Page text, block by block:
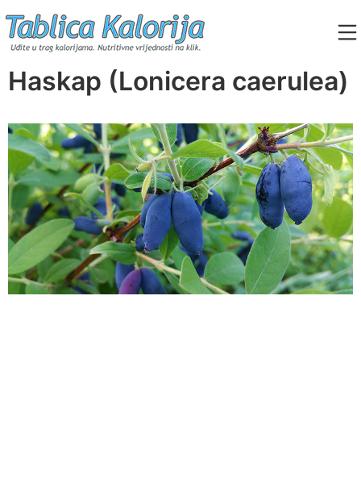
to
content
Tablica Kalorija
Haskap (Lonicera caerulea)